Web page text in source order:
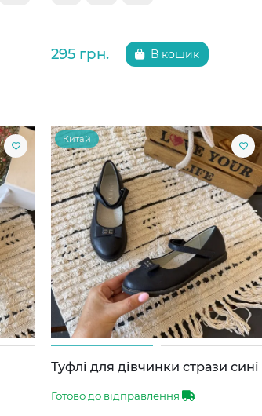
295 грн. В кошик
Китай
Туфлі для дівчинки стрази сині
Готово до відправлення